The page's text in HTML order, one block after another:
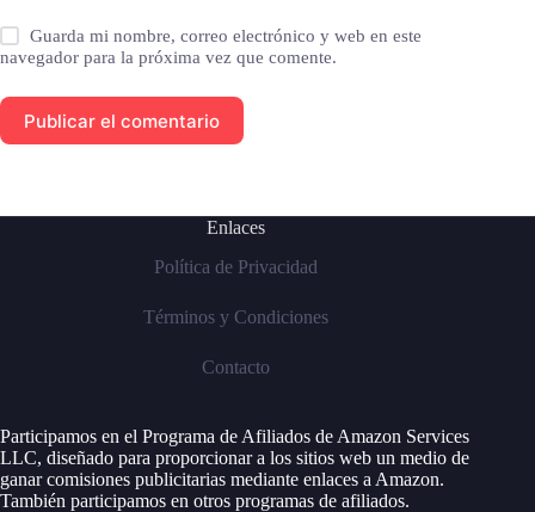
Guarda mi nombre, correo electrónico y web en este
navegador para la próxima vez que comente.
Publicar el comentario
Enlaces
Política de Privacidad
Términos y Condiciones
Contacto
Participamos en el Programa de Afiliados de Amazon Services
LLC, diseñado para proporcionar a los sitios web un medio de
ganar comisiones publicitarias mediante enlaces a Amazon.
También participamos en otros programas de afiliados.